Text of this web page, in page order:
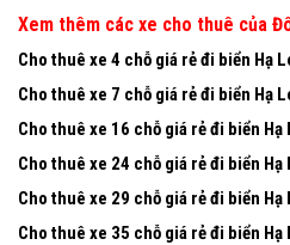
Xem thêm các xe cho thuê của
Cho thuê xe 4 chỗ giá rẻđi biển Hạ
Cho thuê xe 7 chỗ giá rẻđi biển Hạ
Cho thuê xe 16 chỗ giá rẻđi biển Hạ
Cho thuê xe 24 chỗ giá rẻđi biển Hạ
Cho thuê xe 29 chỗ giá rẻđi biển Hạ
Cho thuê xe 35 chỗ giá rẻđi biển Hạ